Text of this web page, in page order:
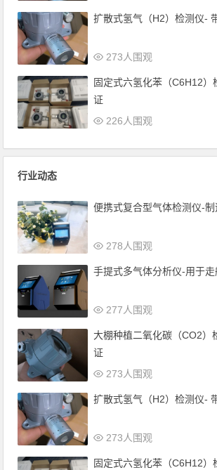
扩散式氢气（H2）检测仪-
273人围观
固定式六氢化苯（C6H12）
证
226人围观
行业动态
便携式复合型气体检测仪-
278人围观
手提式多气体分析仪-用于走
277人围观
大棚种植二氧化碳（CO2）
证
273人围观
扩散式氢气（H2）检测仪-
273人围观
固定式六氢化苯（C6H12）